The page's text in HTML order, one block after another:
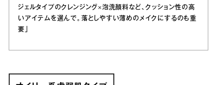
ジェルタイプのクレンジング×泡洗顔料など、クッション性の高
いアイテムを選んで。落としやすい薄めのメイクにするのも重
要」